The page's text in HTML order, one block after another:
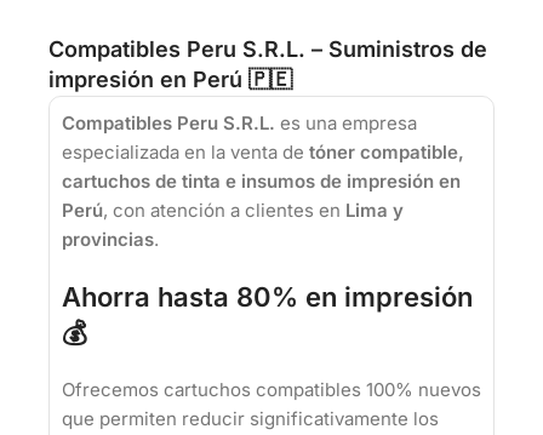
Compatibles Peru S.R.L. – Suministros de
impresión en Perú 🇵🇪
Compatibles Peru S.R.L. es una empresa
especializada en la venta de tóner compatible,
cartuchos de tinta e insumos de impresión en
Perú, con atención a clientes en Lima y
provincias.
Ahorra hasta 80% en impresión
💰
Ofrecemos cartuchos compatibles 100% nuevos
que permiten reducir significativamente los